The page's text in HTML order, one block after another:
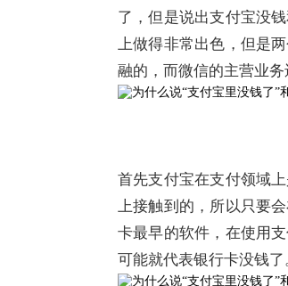
了，但是说出支付宝没
上做得非常出色，但是
融的，而微信的主营业务
首先支付宝在支付领域
上接触到的，所以只要
卡最早的软件，在使用
可能就代表银行卡没钱了